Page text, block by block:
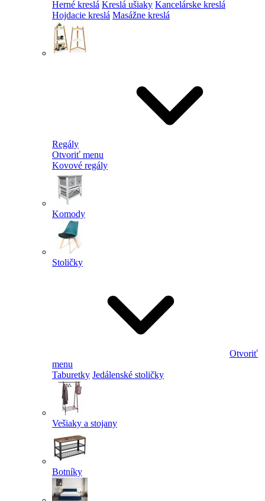
Herné kreslá Kreslá ušiaky Kancelárske kreslá
Hojdacie kreslá Masážne kreslá
Regály
Otvoriť menu
Kovové regály
Komody
Stoličky
Otvoriť
menu
Taburetky Jedálenské stoličky
Vešiaky a stojany
Botníky